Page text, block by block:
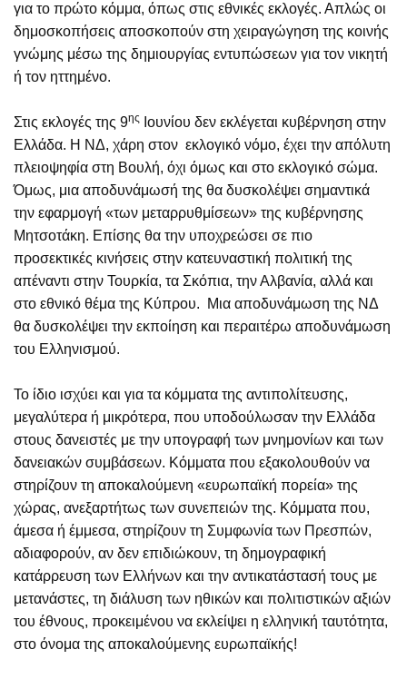
για το πρώτο κόμμα, όπως στις εθνικές εκλογές. Απλώς οι
δημοσκοπήσεις αποσκοπούν στη χειραγώγηση της κοινής
γνώμης μέσω της δημιουργίας εντυπώσεων για τον νικητή
ή τον ηττημένο.
Στις εκλογές της 9ης
Ιουνίου δεν εκλέγεται κυβέρνηση στην
Ελλάδα. Η ΝΔ, χάρη στον εκλογικό νόμο, έχει την απόλυτη
πλειοψηφία στη Βουλή, όχι όμως και στο εκλογικό σώμα.
Όμως, μια αποδυνάμωσή της θα δυσκολέψει σημαντικά
την εφαρμογή «των μεταρρυθμίσεων» της κυβέρνησης
Μητσοτάκη. Επίσης θα την υποχρεώσει σε πιο
προσεκτικές κινήσεις στην κατευναστική πολιτική της
απέναντι στην Τουρκία, τα Σκόπια, την Αλβανία, αλλά και
στο εθνικό θέμα της Κύπρου. Μια αποδυνάμωση της ΝΔ
θα δυσκολέψει την εκποίηση και περαιτέρω αποδυνάμωση
του Ελληνισμού.
Το ίδιο ισχύει και για τα κόμματα της αντιπολίτευσης,
μεγαλύτερα ή μικρότερα, που υποδούλωσαν την Ελλάδα
στους δανειστές με την υπογραφή των μνημονίων και των
δανειακών συμβάσεων. Κόμματα που εξακολουθούν να
στηρίζουν τη αποκαλούμενη «ευρωπαϊκή πορεία» της
χώρας, ανεξαρτήτως των συνεπειών της. Κόμματα που,
άμεσα ή έμμεσα, στηρίζουν τη Συμφωνία των Πρεσπών,
αδιαφορούν, αν δεν επιδιώκουν, τη δημογραφική
κατάρρευση των Ελλήνων και την αντικατάστασή τους με
μετανάστες, τη διάλυση των ηθικών και πολιτιστικών αξιών
του έθνους, προκειμένου να εκλείψει η ελληνική ταυτότητα,
στο όνομα της αποκαλούμενης ευρωπαϊκής!